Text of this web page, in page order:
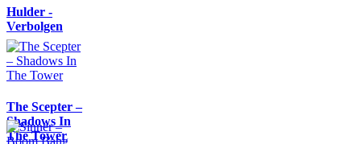
Hulder -
Verbolgen
The Scepter –
Shadows In
The Tower